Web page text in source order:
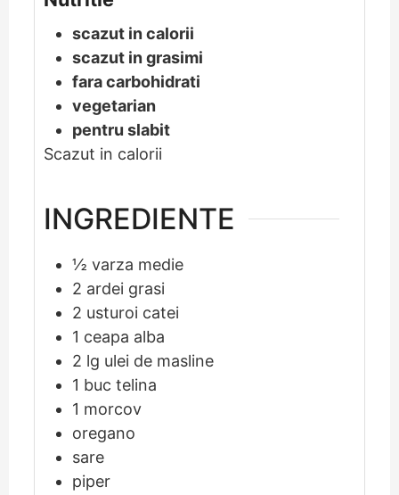
scazut in calorii
scazut in grasimi
fara carbohidrati
vegetarian
pentru slabit
Scazut in calorii
INGREDIENTE
½ varza medie
2 ardei grasi
2 usturoi catei
1 ceapa alba
2 lg ulei de masline
1 buc telina
1 morcov
oregano
sare
piper